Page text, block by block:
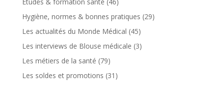
Hygiène, normes & bonnes pratiques (29)
Les actualités du Monde Médical (45)
Les interviews de Blouse médicale (3)
Les métiers de la santé (79)
Les soldes et promotions (31)